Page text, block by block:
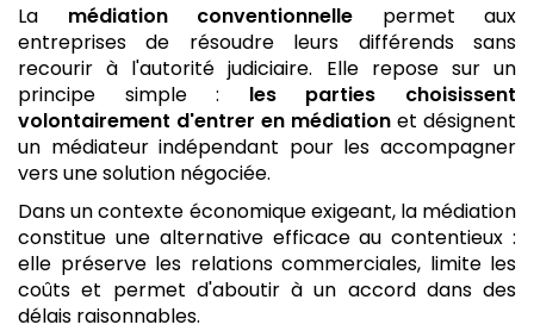
La médiation conventionnelle permet aux
entreprises de résoudre leurs différends sans
recourir à l'autorité judiciaire. Elle repose sur un
principe simple : les parties choisissent
volontairement d'entrer en médiation et désignent
un médiateur indépendant pour les accompagner
vers une solution négociée.
Dans un contexte économique exigeant, la médiation
constitue une alternative efficace au contentieux :
elle préserve les relations commerciales, limite les
coûts et permet d'aboutir à un accord dans des
délais raisonnables.